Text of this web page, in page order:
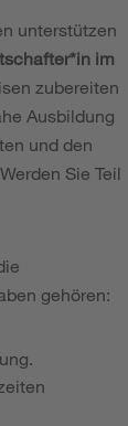
unterstützen
im
zubereiten
Ausbildung
und den
Sie Teil
gehören: